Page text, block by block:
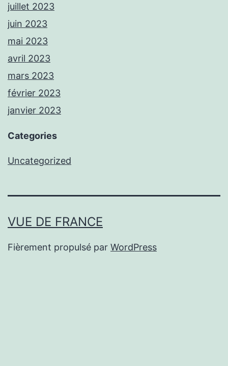
juillet 2023
juin 2023
mai 2023
avril 2023
mars 2023
février 2023
janvier 2023
Categories
Uncategorized
VUE DE FRANCE
Fièrement propulsé par WordPress